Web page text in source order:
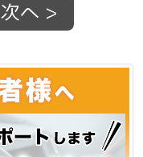
次へ >